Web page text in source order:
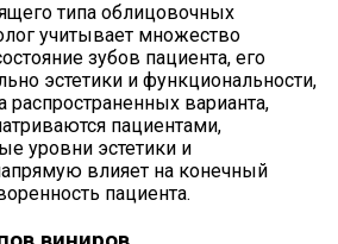
типа облицовочных
учитывает множество
зубов пациента, его
эстетики и функциональности,
варианта,
пациентами,
уровни эстетики и
влияет на конечный
пациента.